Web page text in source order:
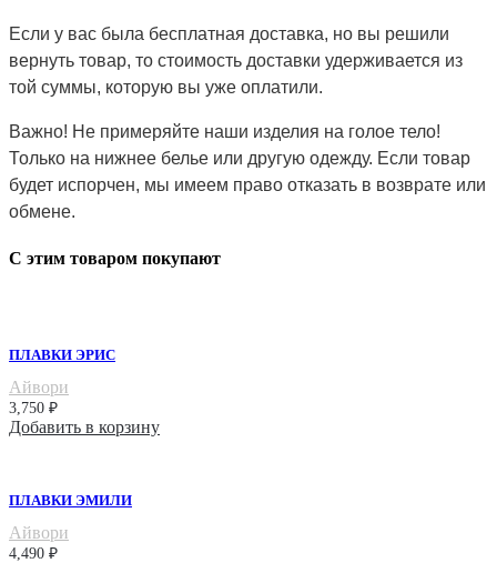
Если у вас была бесплатная доставка, но вы решили
вернуть товар, то стоимость доставки удерживается из
той суммы, которую вы уже оплатили.
Важно! Не примеряйте наши изделия на голое тело!
Только на нижнее белье или другую одежду. Если товар
будет испорчен, мы имеем право отказать в возврате или
обмене.
С этим товаром покупают
ПЛАВКИ ЭРИС
Айвори
3,750 ₽
Добавить в корзину
ПЛАВКИ ЭМИЛИ
Айвори
4,490 ₽